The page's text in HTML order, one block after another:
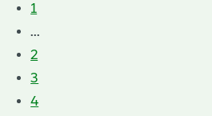
1
...
2
3
4